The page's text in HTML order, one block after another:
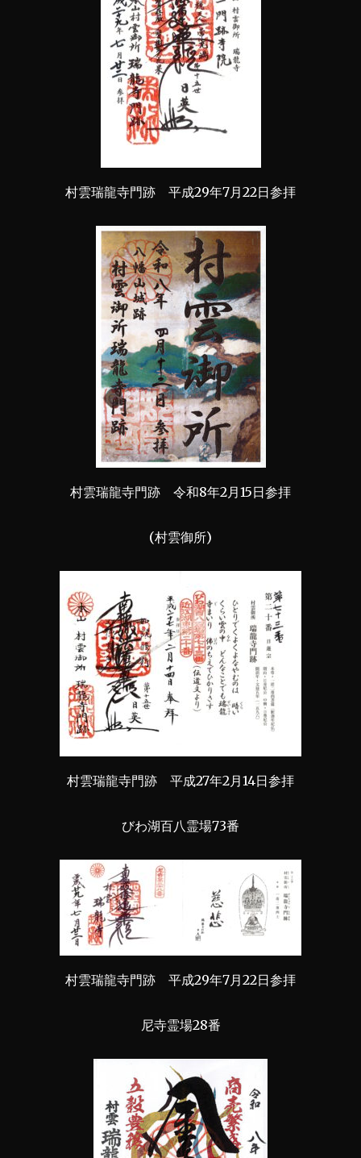
村雲瑞龍寺門跡 平成29年7月22日参拝
村雲瑞龍寺門跡 令和8年2月15日参拝
(村雲御所)
村雲瑞龍寺門跡 平成27年2月14日参拝
びわ湖百八霊場73番
村雲瑞龍寺門跡 平成29年7月22日参拝
尼寺霊場28番